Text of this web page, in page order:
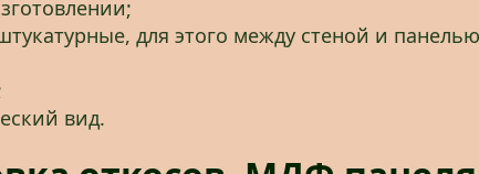
для этого между стеной и
вид.